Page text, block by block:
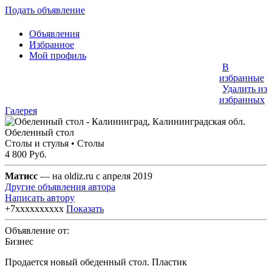
Подать объявление
Объявления
Избранное
Мой профиль
В
избранные
Удалить из
избранных
Галерея
Обеленный стол
Столы и стулья • Столы
4 800 Руб.
Матисс — на oldiz.ru с апреля 2019
Другие объявления автора
Написать автору
+7xxxxxxxxxx Показать
Объявление от:
Бизнес
Продается новый обеденный стол. Пластик